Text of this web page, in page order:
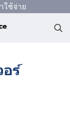
ใช้จ่าย
อร์